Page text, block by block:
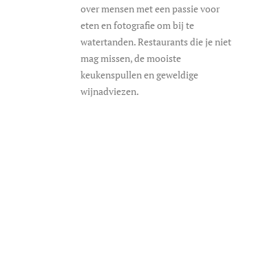
over mensen met een passie voor
eten en fotografie om bij te
watertanden. Restaurants die je niet
mag missen, de mooiste
keukenspullen en geweldige
wijnadviezen.